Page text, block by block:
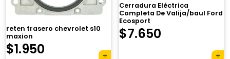
reten trasero chevrolet s10
maxion
$1.950
Cerradura Eléctrica
Completa De Valija/baul Ford
Ecosport
$7.650